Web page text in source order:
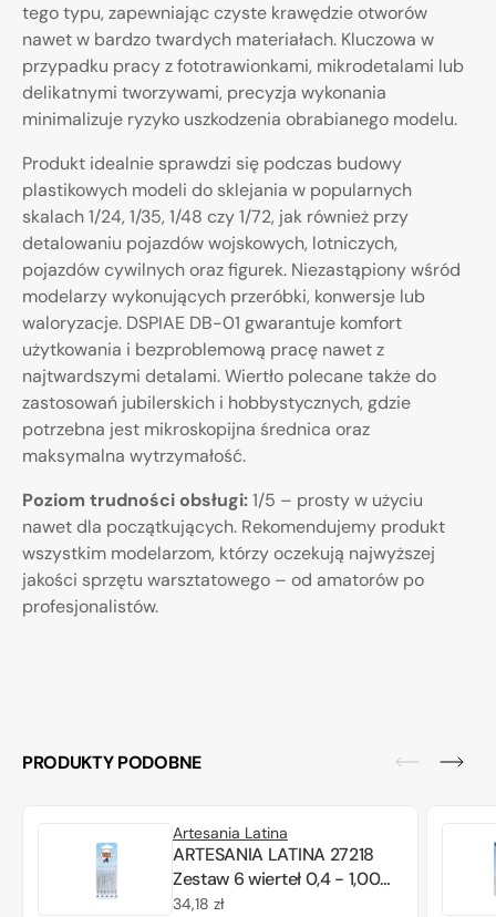
tego typu, zapewniając czyste krawędzie otworów
nawet w bardzo twardych materiałach. Kluczowa w
przypadku pracy z fototrawionkami, mikrodetalami lub
delikatnymi tworzywami, precyzja wykonania
minimalizuje ryzyko uszkodzenia obrabianego modelu.
Produkt idealnie sprawdzi się podczas budowy
plastikowych modeli do sklejania w popularnych
skalach 1/24, 1/35, 1/48 czy 1/72, jak również przy
detalowaniu pojazdów wojskowych, lotniczych,
pojazdów cywilnych oraz figurek. Niezastąpiony wśród
modelarzy wykonujących przeróbki, konwersje lub
waloryzacje. DSPIAE DB-01 gwarantuje komfort
użytkowania i bezproblemową pracę nawet z
najtwardszymi detalami. Wiertło polecane także do
zastosowań jubilerskich i hobbystycznych, gdzie
potrzebna jest mikroskopijna średnica oraz
maksymalna wytrzymałość.
Poziom trudności obsługi:1/5 – prosty w użyciu
nawet dla początkujących. Rekomendujemy produkt
wszystkim modelarzom, którzy oczekują najwyższej
jakości sprzętu warsztatowego – od amatorów po
profesjonalistów.
PRODUKTY PODOBNE
Artesania Latina
ARTESANIA LATINA 27218
Zestaw 6 wierteł 0,4 - 1,00
mm
Cena
34,18 zł